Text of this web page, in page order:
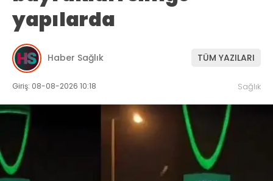
yapılarda
Haber Sağlık TÜM YAZILARI
Giriş: 08-08-2026 10:18 Sağlık